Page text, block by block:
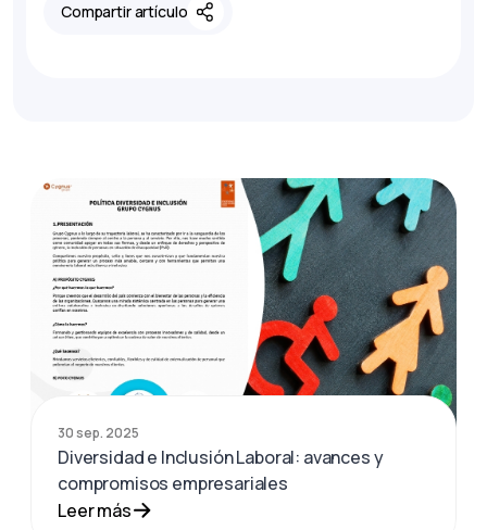
Compartir artículo
30 sep. 2025
Diversidad e Inclusión Laboral: avances y
compromisos empresariales
Leer más